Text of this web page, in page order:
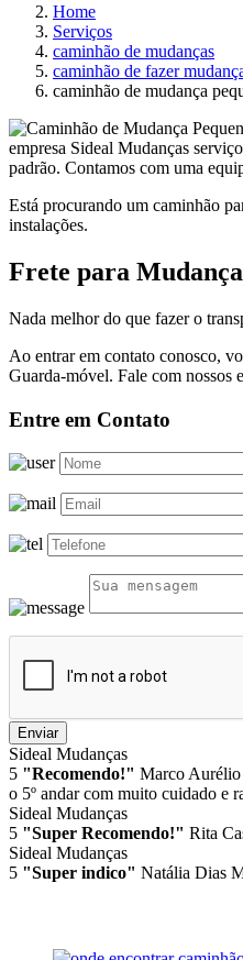
Home
Serviços
caminhão de mudanças
caminhão de fazer
caminhão de mudança
empresa Sideal Mudanças
padrão. Contamos com uma
Está procurando um caminhão
instalações.
Frete para Mudança
Nada melhor do que fazer o
Ao entrar em contato conosco,
Guarda-móvel. Fale com nossos
Entre em Contato
Enviar
Sideal Mudanças
5 "Recomendo!" Marco
o 5º andar com muito cuidado e
Sideal Mudanças
5 "Super Recomendo!" Rita
Sideal Mudanças
5 "Super indico" Natália Dias